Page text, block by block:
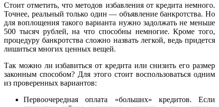
Стоит отметить, что методов избавления от кредита немного.
Точнее, реальный только один — объявление банкротства. Но
для воплощения такого варианта нужно задолжать не меньше
500 тысяч рублей, на что способны немногие. Кроме того,
процедуру банкротства сложно назвать легкой, ведь придется
лишиться многих ценных вещей.
Так можно ли избавиться от кредита или снизить его размер
законным способом? Для этого стоит воспользоваться одним
из проверенных вариантов:
Первоочередная оплата «больших» кредитов. Если